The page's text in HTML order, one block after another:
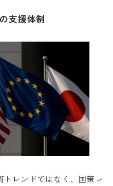
支援体制
レンドではなく、国策レ